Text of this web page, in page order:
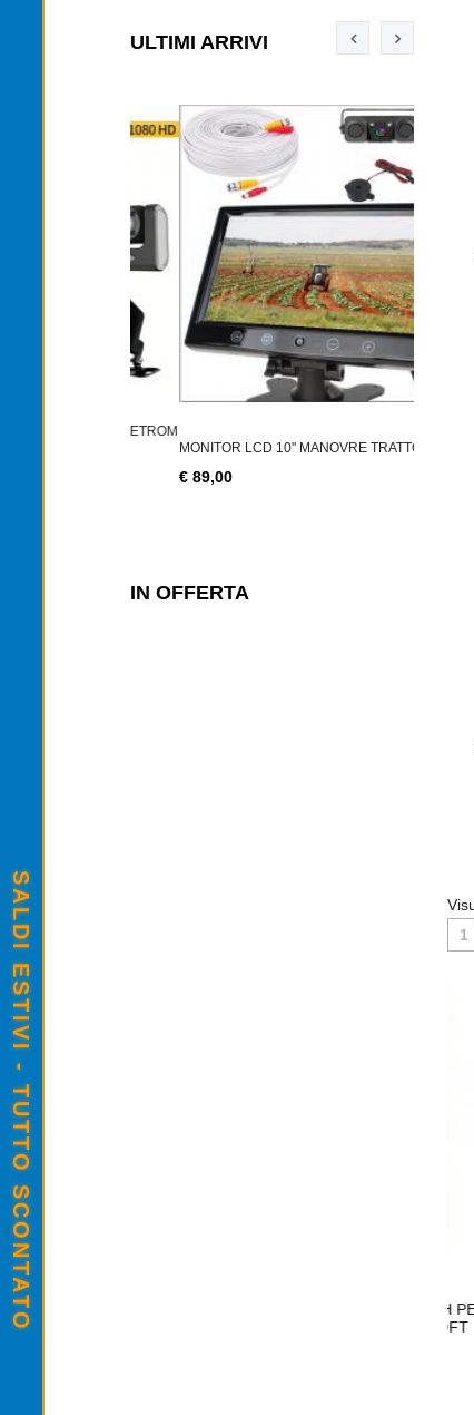
ULTIMI ARRIVI
MONITOR LCD 10" MANOVRE TRATTORI VE
€ 89,00
2PZ
IN OFFERTA
1
JENNIFER
FUSTO VERO
SALDI ESTIVI - TUTTO SCONTATO